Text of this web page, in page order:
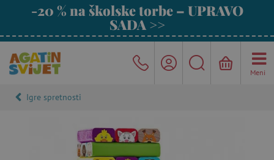
-20 % na školske torbe – UPRAVO
SADA >>
Meni
Igre spretnosti